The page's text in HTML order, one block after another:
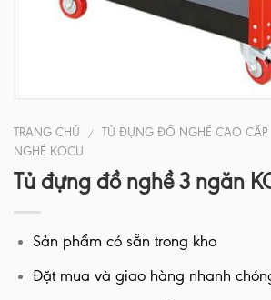
TRANG CHỦ / TỦ ĐỰNG ĐỒ NGHỀ CAO CẤP
NGHỀ KOCU
Tủ đựng đồ nghề 3 ngăn
Sản phẩm có sẵn trong kho
Đặt mua và giao hàng nhanh